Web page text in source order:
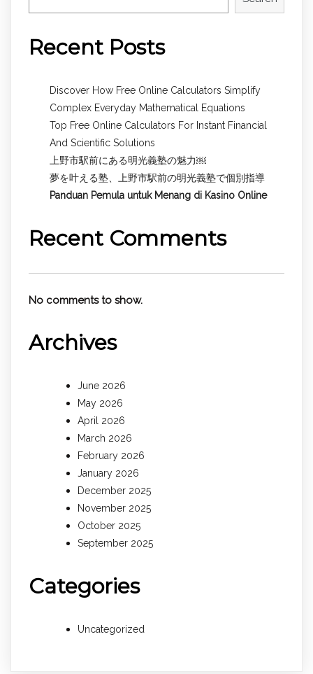
Recent Posts
Discover How Free Online Calculators Simplify
Complex Everyday Mathematical Equations
Top Free Online Calculators For Instant Financial
And Scientific Solutions
上野市駅前にある明光義塾の魅力￼
夢を叶える塾、上野市駅前の明光義塾で個別指導
Panduan Pemula untuk Menang di Kasino Online
Recent Comments
No comments to show.
Archives
June 2026
May 2026
April 2026
March 2026
February 2026
January 2026
December 2025
November 2025
October 2025
September 2025
Categories
Uncategorized